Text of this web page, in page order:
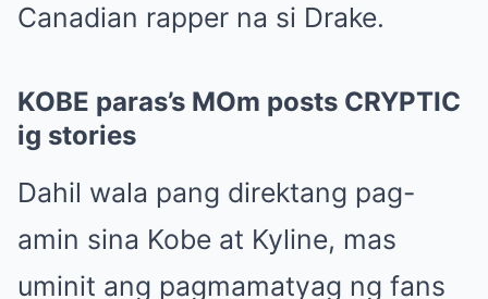
Canadian rapper na si Drake.
KOBE paras’s MOm posts CRYPTIC
ig stories
Dahil wala pang direktang pag-
amin sina Kobe at Kyline, mas
uminit ang pagmamatyag ng fans